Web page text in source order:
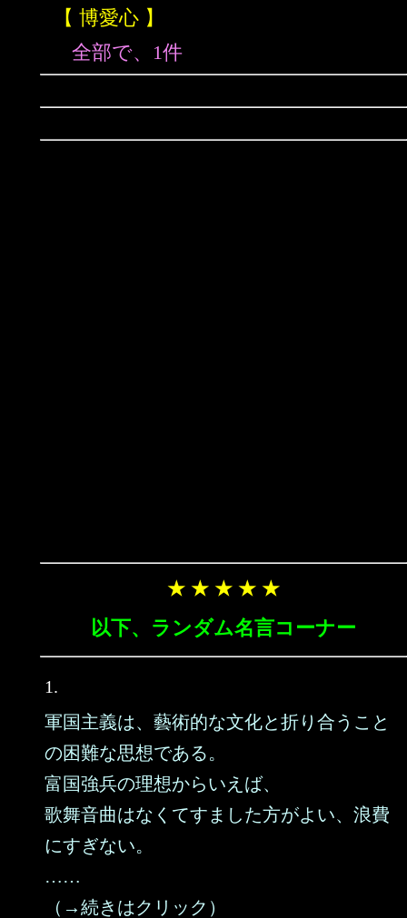
【 博愛心 】
全部で、1件
★ ★ ★ ★ ★
以下、ランダム名言コーナー
1.
軍国主義は、藝術的な文化と折り合うこと
の困難な思想である。
富国強兵の理想からいえば、
歌舞音曲はなくてすました方がよい、浪費
にすぎない。
……
（→続きはクリック）